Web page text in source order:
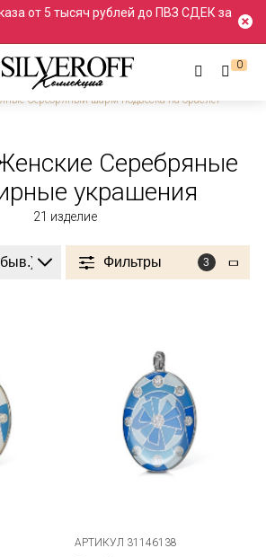
от 5 тысяч рублей до ПВЗ СДЕК за
0
Серебро
Женские
Серебряный шарм подвеска на браслет
Серебряные
украшения
21 изделие
Фильтры 3
АРТИКУЛ 31146138